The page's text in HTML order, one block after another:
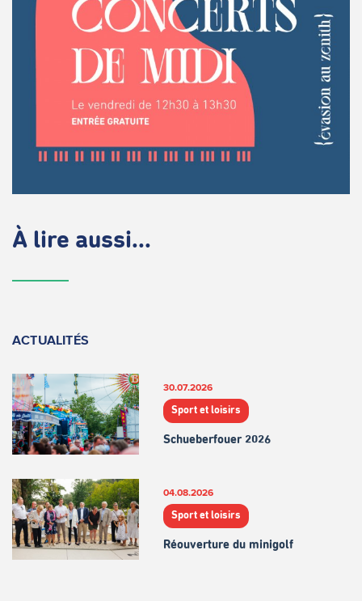
À lire aussi...
ACTUALITÉS
30.07.2026
Sport et loisirs
Schueberfouer 2026
04.08.2026
Sport et loisirs
Réouverture du minigolf